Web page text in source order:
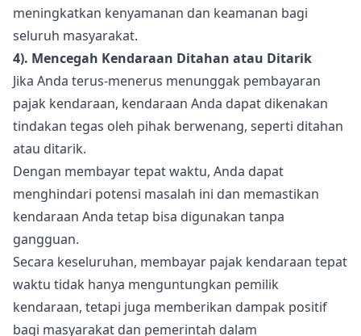
meningkatkan kenyamanan dan keamanan bagi
seluruh masyarakat.
4). Mencegah Kendaraan Ditahan atau Ditarik
Jika Anda terus-menerus menunggak pembayaran
pajak kendaraan, kendaraan Anda dapat dikenakan
tindakan tegas oleh pihak berwenang, seperti ditahan
atau ditarik.
Dengan membayar tepat waktu, Anda dapat
menghindari potensi masalah ini dan memastikan
kendaraan Anda tetap bisa digunakan tanpa
gangguan.
Secara keseluruhan, membayar pajak kendaraan tepat
waktu tidak hanya menguntungkan pemilik
kendaraan, tetapi juga memberikan dampak positif
bagi masyarakat dan pemerintah dalam